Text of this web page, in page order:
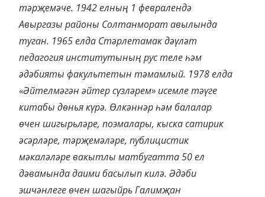
тәрҗемәче. 1942 елның 1 февралендә
Авыргазы районы Солтанморат авылында
туган. 1965 елда Стәрлетамак дәүләт
педагогия институтының рус теле һәм
әдәбияты факультетын тәмамлый. 1978 елда
«Әйтелмәгән әйтер сүзләрем» исемле тәүге
китабы дөнья күрә. Өлкәннәр һәм балалар
өчен шигырьләре, поэмалары, кыска сатирик
әсәрләре, тәрҗемәләре, публицистик
мәкаләләре вакытлы матбугатта 50 ел
дәвамында даими басылып килә. Әдәби
эшчәнлеге өчен шагыйрь Галимҗан